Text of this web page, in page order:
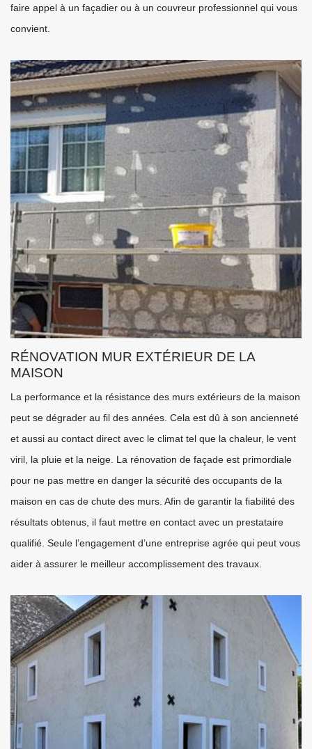
faire appel à un façadier ou à un couvreur professionnel qui vous
convient.
RÉNOVATION MUR EXTÉRIEUR DE LA
MAISON
La performance et la résistance des murs extérieurs de la maison
peut se dégrader au fil des années. Cela est dû à son ancienneté
et aussi au contact direct avec le climat tel que la chaleur, le vent
viril, la pluie et la neige. La rénovation de façade est primordiale
pour ne pas mettre en danger la sécurité des occupants de la
maison en cas de chute des murs. Afin de garantir la fiabilité des
résultats obtenus, il faut mettre en contact avec un prestataire
qualifié. Seule l’engagement d’une entreprise agrée qui peut vous
aider à assurer le meilleur accomplissement des travaux.